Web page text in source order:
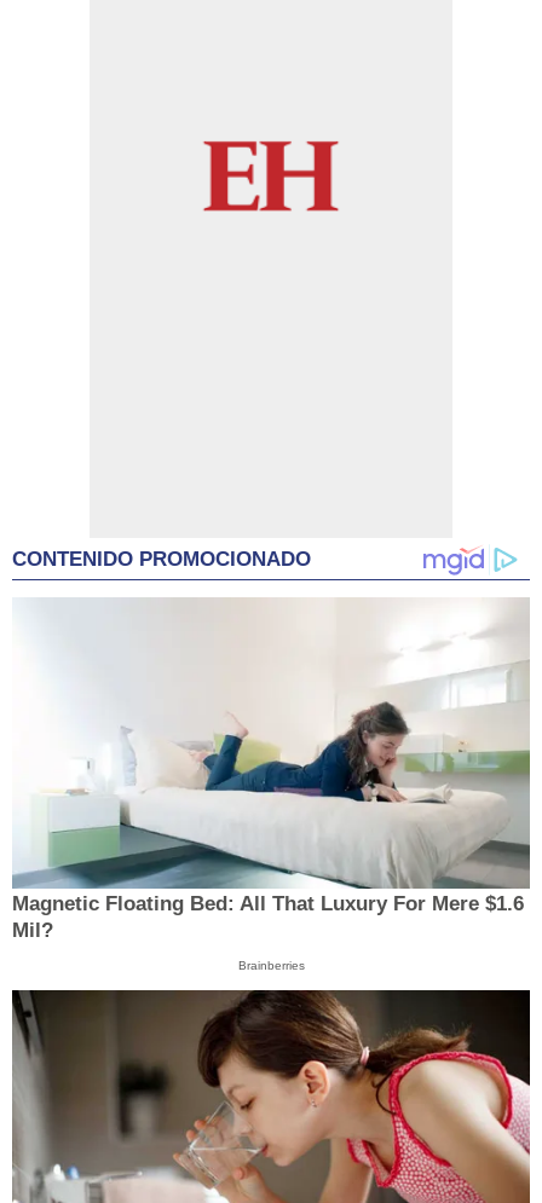
CONTENIDO PROMOCIONADO
Magnetic Floating Bed: All That Luxury For Mere $1.6
Mil?
Brainberries